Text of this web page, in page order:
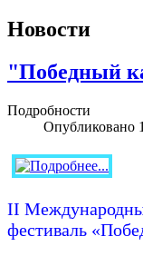
Новости
"Победный
Подробности
Опубликовано
II
фестиваль